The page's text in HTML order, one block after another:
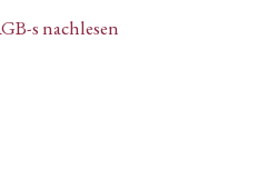
s nachlesen